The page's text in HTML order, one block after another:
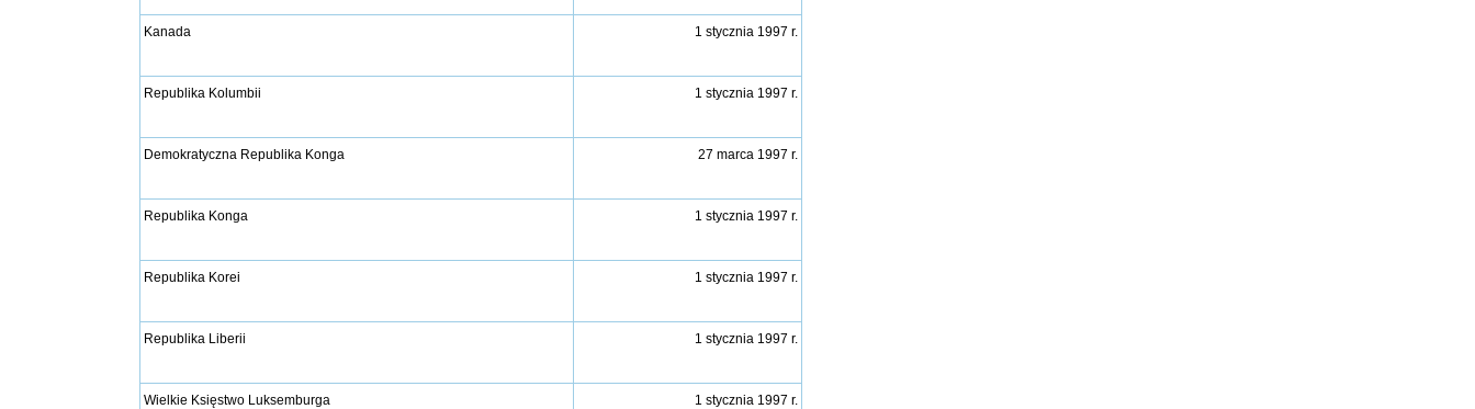
Kanada 1 stycznia 1997 r.
Republika Kolumbii 1 stycznia 1997 r.
Demokratyczna Republika Konga 27 marca 1997 r.
Republika Konga 1 stycznia 1997 r.
Republika Korei 1 stycznia 1997 r.
Republika Liberii 1 stycznia 1997 r.
Wielkie Księstwo Luksemburga 1 stycznia 1997 r.